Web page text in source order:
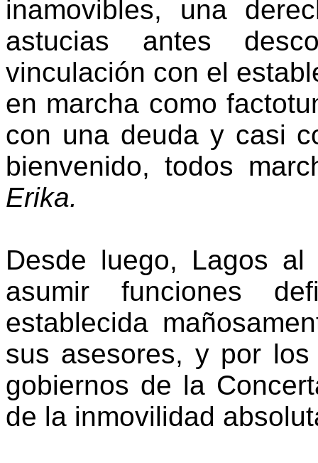
inamovibles, una
astucias antes
vinculación con el
en marcha como
con una deuda y casi
bienvenido, todos
Erika.
Desde luego, Lagos al
asumir funciones
establecida
sus asesores, y por
gobiernos de la
de la inmovilidad